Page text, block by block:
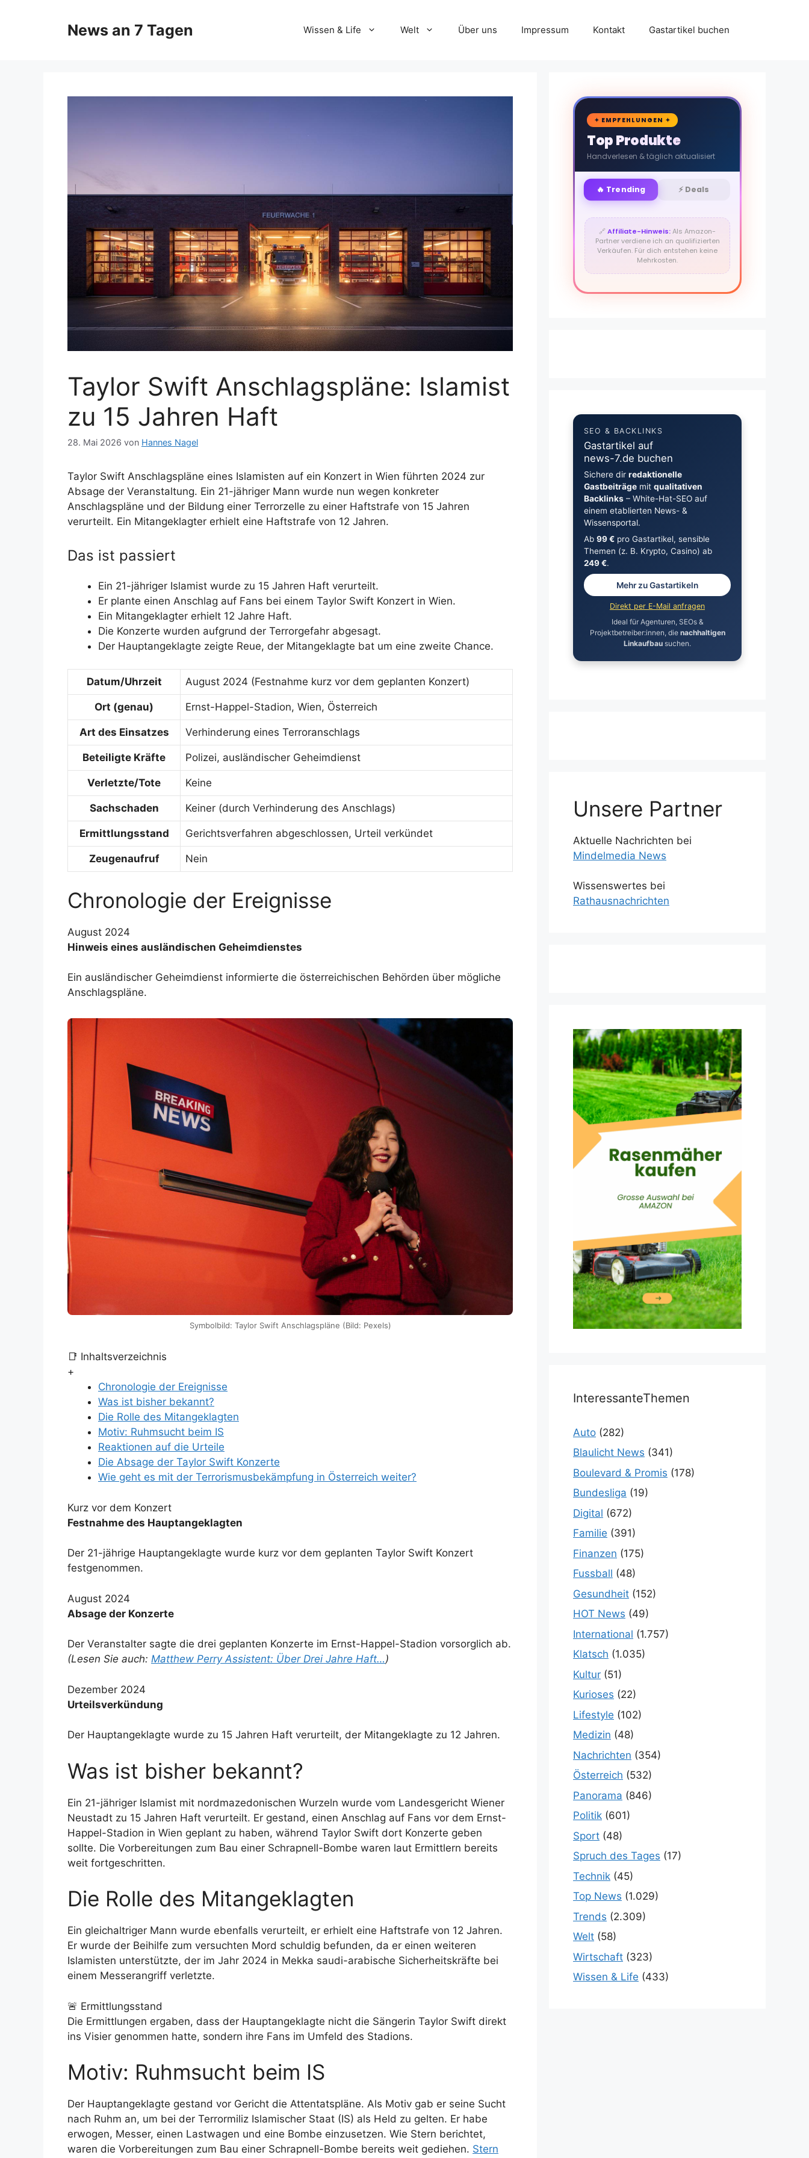
News an 7 Tagen Wissen & Life Welt Über uns Impressum Kontakt Gastartikel buchen
Taylor Swift Anschlagspläne: Islamist
zu 15 Jahren Haft
28. Mai 2026 von Hannes Nagel
Taylor Swift Anschlagspläne eines Islamisten auf ein Konzert in Wien führten 2024 zur
Absage der Veranstaltung. Ein 21-jähriger Mann wurde nun wegen konkreter
Anschlagspläne und der Bildung einer Terrorzelle zu einer Haftstrafe von 15 Jahren
verurteilt. Ein Mitangeklagter erhielt eine Haftstrafe von 12 Jahren.
Das ist passiert
Ein 21-jähriger Islamist wurde zu 15 Jahren Haft verurteilt.
Er plante einen Anschlag auf Fans bei einem Taylor Swift Konzert in Wien.
Ein Mitangeklagter erhielt 12 Jahre Haft.
Die Konzerte wurden aufgrund der Terrorgefahr abgesagt.
Der Hauptangeklagte zeigte Reue, der Mitangeklagte bat um eine zweite Chance.
Datum/Uhrzeit August 2024 (Festnahme kurz vor dem geplanten Konzert)
Ort (genau) Ernst-Happel-Stadion, Wien, Österreich
Art des Einsatzes Verhinderung eines Terroranschlags
Beteiligte Kräfte Polizei, ausländischer Geheimdienst
Verletzte/Tote Keine
Sachschaden Keiner (durch Verhinderung des Anschlags)
Ermittlungsstand Gerichtsverfahren abgeschlossen, Urteil verkündet
Zeugenaufruf Nein
Chronologie der Ereignisse
August 2024
Hinweis eines ausländischen Geheimdienstes
Ein ausländischer Geheimdienst informierte die österreichischen Behörden über mögliche
Anschlagspläne.
Symbolbild: Taylor Swift Anschlagspläne (Bild: Pexels)
📑 Inhaltsverzeichnis
+
Chronologie der Ereignisse
Was ist bisher bekannt?
Die Rolle des Mitangeklagten
Motiv: Ruhmsucht beim IS
Reaktionen auf die Urteile
Die Absage der Taylor Swift Konzerte
Wie geht es mit der Terrorismusbekämpfung in Österreich weiter?
Kurz vor dem Konzert
Festnahme des Hauptangeklagten
Der 21-jährige Hauptangeklagte wurde kurz vor dem geplanten Taylor Swift Konzert
festgenommen.
August 2024
Absage der Konzerte
Der Veranstalter sagte die drei geplanten Konzerte im Ernst-Happel-Stadion vorsorglich ab.
(Lesen Sie auch: Matthew Perry Assistent: Über Drei Jahre Haft…)
Dezember 2024
Urteilsverkündung
Der Hauptangeklagte wurde zu 15 Jahren Haft verurteilt, der Mitangeklagte zu 12 Jahren.
Was ist bisher bekannt?
Ein 21-jähriger Islamist mit nordmazedonischen Wurzeln wurde vom Landesgericht Wiener
Neustadt zu 15 Jahren Haft verurteilt. Er gestand, einen Anschlag auf Fans vor dem Ernst-
Happel-Stadion in Wien geplant zu haben, während Taylor Swift dort Konzerte geben
sollte. Die Vorbereitungen zum Bau einer Schrapnell-Bombe waren laut Ermittlern bereits
weit fortgeschritten.
Die Rolle des Mitangeklagten
Ein gleichaltriger Mann wurde ebenfalls verurteilt, er erhielt eine Haftstrafe von 12 Jahren.
Er wurde der Beihilfe zum versuchten Mord schuldig befunden, da er einen weiteren
Islamisten unterstützte, der im Jahr 2024 in Mekka saudi-arabische Sicherheitskräfte bei
einem Messerangriff verletzte.
🚨 Ermittlungsstand
Die Ermittlungen ergaben, dass der Hauptangeklagte nicht die Sängerin Taylor Swift direkt
ins Visier genommen hatte, sondern ihre Fans im Umfeld des Stadions.
Motiv: Ruhmsucht beim IS
Der Hauptangeklagte gestand vor Gericht die Attentatspläne. Als Motiv gab er seine Sucht
nach Ruhm an, um bei der Terrormiliz Islamischer Staat (IS) als Held zu gelten. Er habe
erwogen, Messer, einen Lastwagen und eine Bombe einzusetzen. Wie Stern berichtet,
waren die Vorbereitungen zum Bau einer Schrapnell-Bombe bereits weit gediehen. Stern
🛒
✦ EMPFEHLUNGEN ✦
Top Produkte
Handverlesen & täglich aktualisiert
🔥 Trending ⚡ Deals
🔗Affiliate-Hinweis:Als Amazon-
Partner verdiene ich an qualifizierten
Verkäufen. Für dich entstehen keine
Mehrkosten.
SEO & BACKLINKS
Gastartikel auf
news-7.de buchen
Sichere dir redaktionelle
Gastbeiträgemit qualitativen
Backlinks– White-Hat-SEO auf
einem etablierten News- &
Wissensportal.
Ab 99 €pro Gastartikel, sensible
Themen (z. B. Krypto, Casino) ab
249 €.
Mehr zu Gastartikeln
Direkt per E-Mail anfragen
Ideal für Agenturen, SEOs &
Projektbetreiber:innen, die nachhaltigen
Linkaufbau suchen.
Unsere Partner
Aktuelle Nachrichten bei
Mindelmedia News
Wissenswertes bei
Rathausnachrichten
InteressanteThemen
Auto (282)
Blaulicht News (341)
Boulevard & Promis (178)
Bundesliga (19)
Digital (672)
Familie (391)
Finanzen (175)
Fussball (48)
Gesundheit (152)
HOT News (49)
International (1.757)
Klatsch (1.035)
Kultur (51)
Kurioses (22)
Lifestyle (102)
Medizin (48)
Nachrichten (354)
Österreich (532)
Panorama (846)
Politik (601)
Sport (48)
Spruch des Tages (17)
Technik (45)
Top News (1.029)
Trends (2.309)
Welt (58)
Wirtschaft (323)
Wissen & Life (433)